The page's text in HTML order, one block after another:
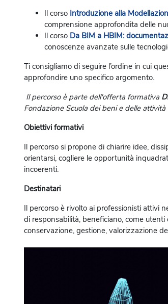
Il corso Introduzione alla
comprensione approfondita delle
Il corso Da BIM a HBIM:
conoscenze avanzate sulle
Ti consigliamo di seguire l’ordine in cui
approfondire uno specifico argomento.
Il percorso è parte dell'offerta formativa
Fondazione Scuola dei beni e delle
Obiettivi formativi
Il percorso si propone di chiarire idee,
orientarsi, cogliere le opportunità
incoerenti.
Destinatari
Il percorso è rivolto ai professionisti attivi
di responsabilità, beneficiano, come
conservazione, gestione, valorizzazione